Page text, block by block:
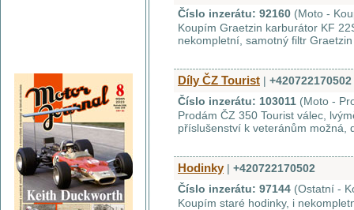
Číslo inzerátu: 92160 (Moto -
Koupím Graetzin karburátor KF
nekompletní, samotný filtr
Díly ČZ Tourist | +420722170502
Číslo inzerátu: 103011 (Moto -
Prodám ČZ 350 Tourist válec,
příslušenství k veteránům možná,
Hodinky | +420722170502
Číslo inzerátu: 97144 (Ostatní -
Koupím staré hodinky, i